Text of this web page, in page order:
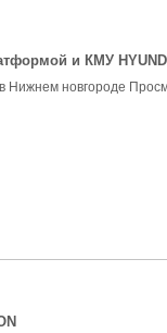
и КМУ
Нижнем новгороде